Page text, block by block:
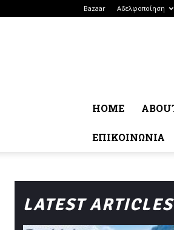
Bazaar Αδελφοποίηση
HOME
ΕΠΙΚΟΙΝΩΝΊΑ
LATEST ARTICLES